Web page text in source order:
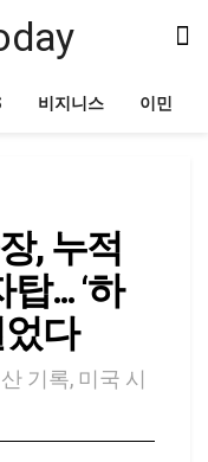
비지니스 이민
, 누적
… ‘하
었다
기록, 미국 시